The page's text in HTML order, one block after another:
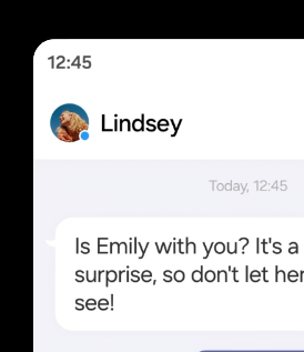
Krupni plan ekrana Galaxy S26